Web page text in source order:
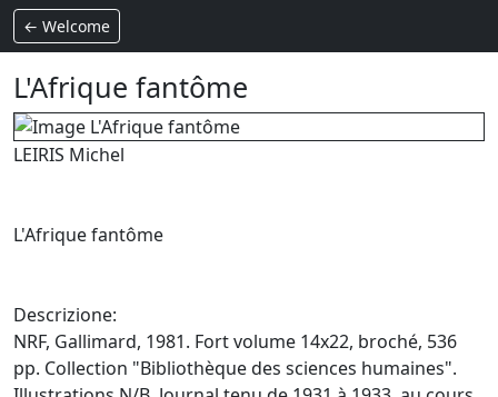
← Welcome
L'Afrique fantôme
LEIRIS Michel
L'Afrique fantôme
Descrizione:
NRF, Gallimard, 1981. Fort volume 14x22, broché, 536
pp. Collection "Bibliothèque des sciences humaines".